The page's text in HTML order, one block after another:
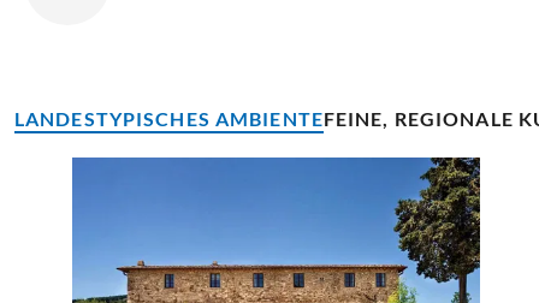
LANDESTYPISCHES AMBIENTEFEINE, REGIONALE